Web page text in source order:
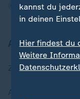
Aktuell bei
Zuletzt
kannst du
in deinen
Hier findest du
Weitere